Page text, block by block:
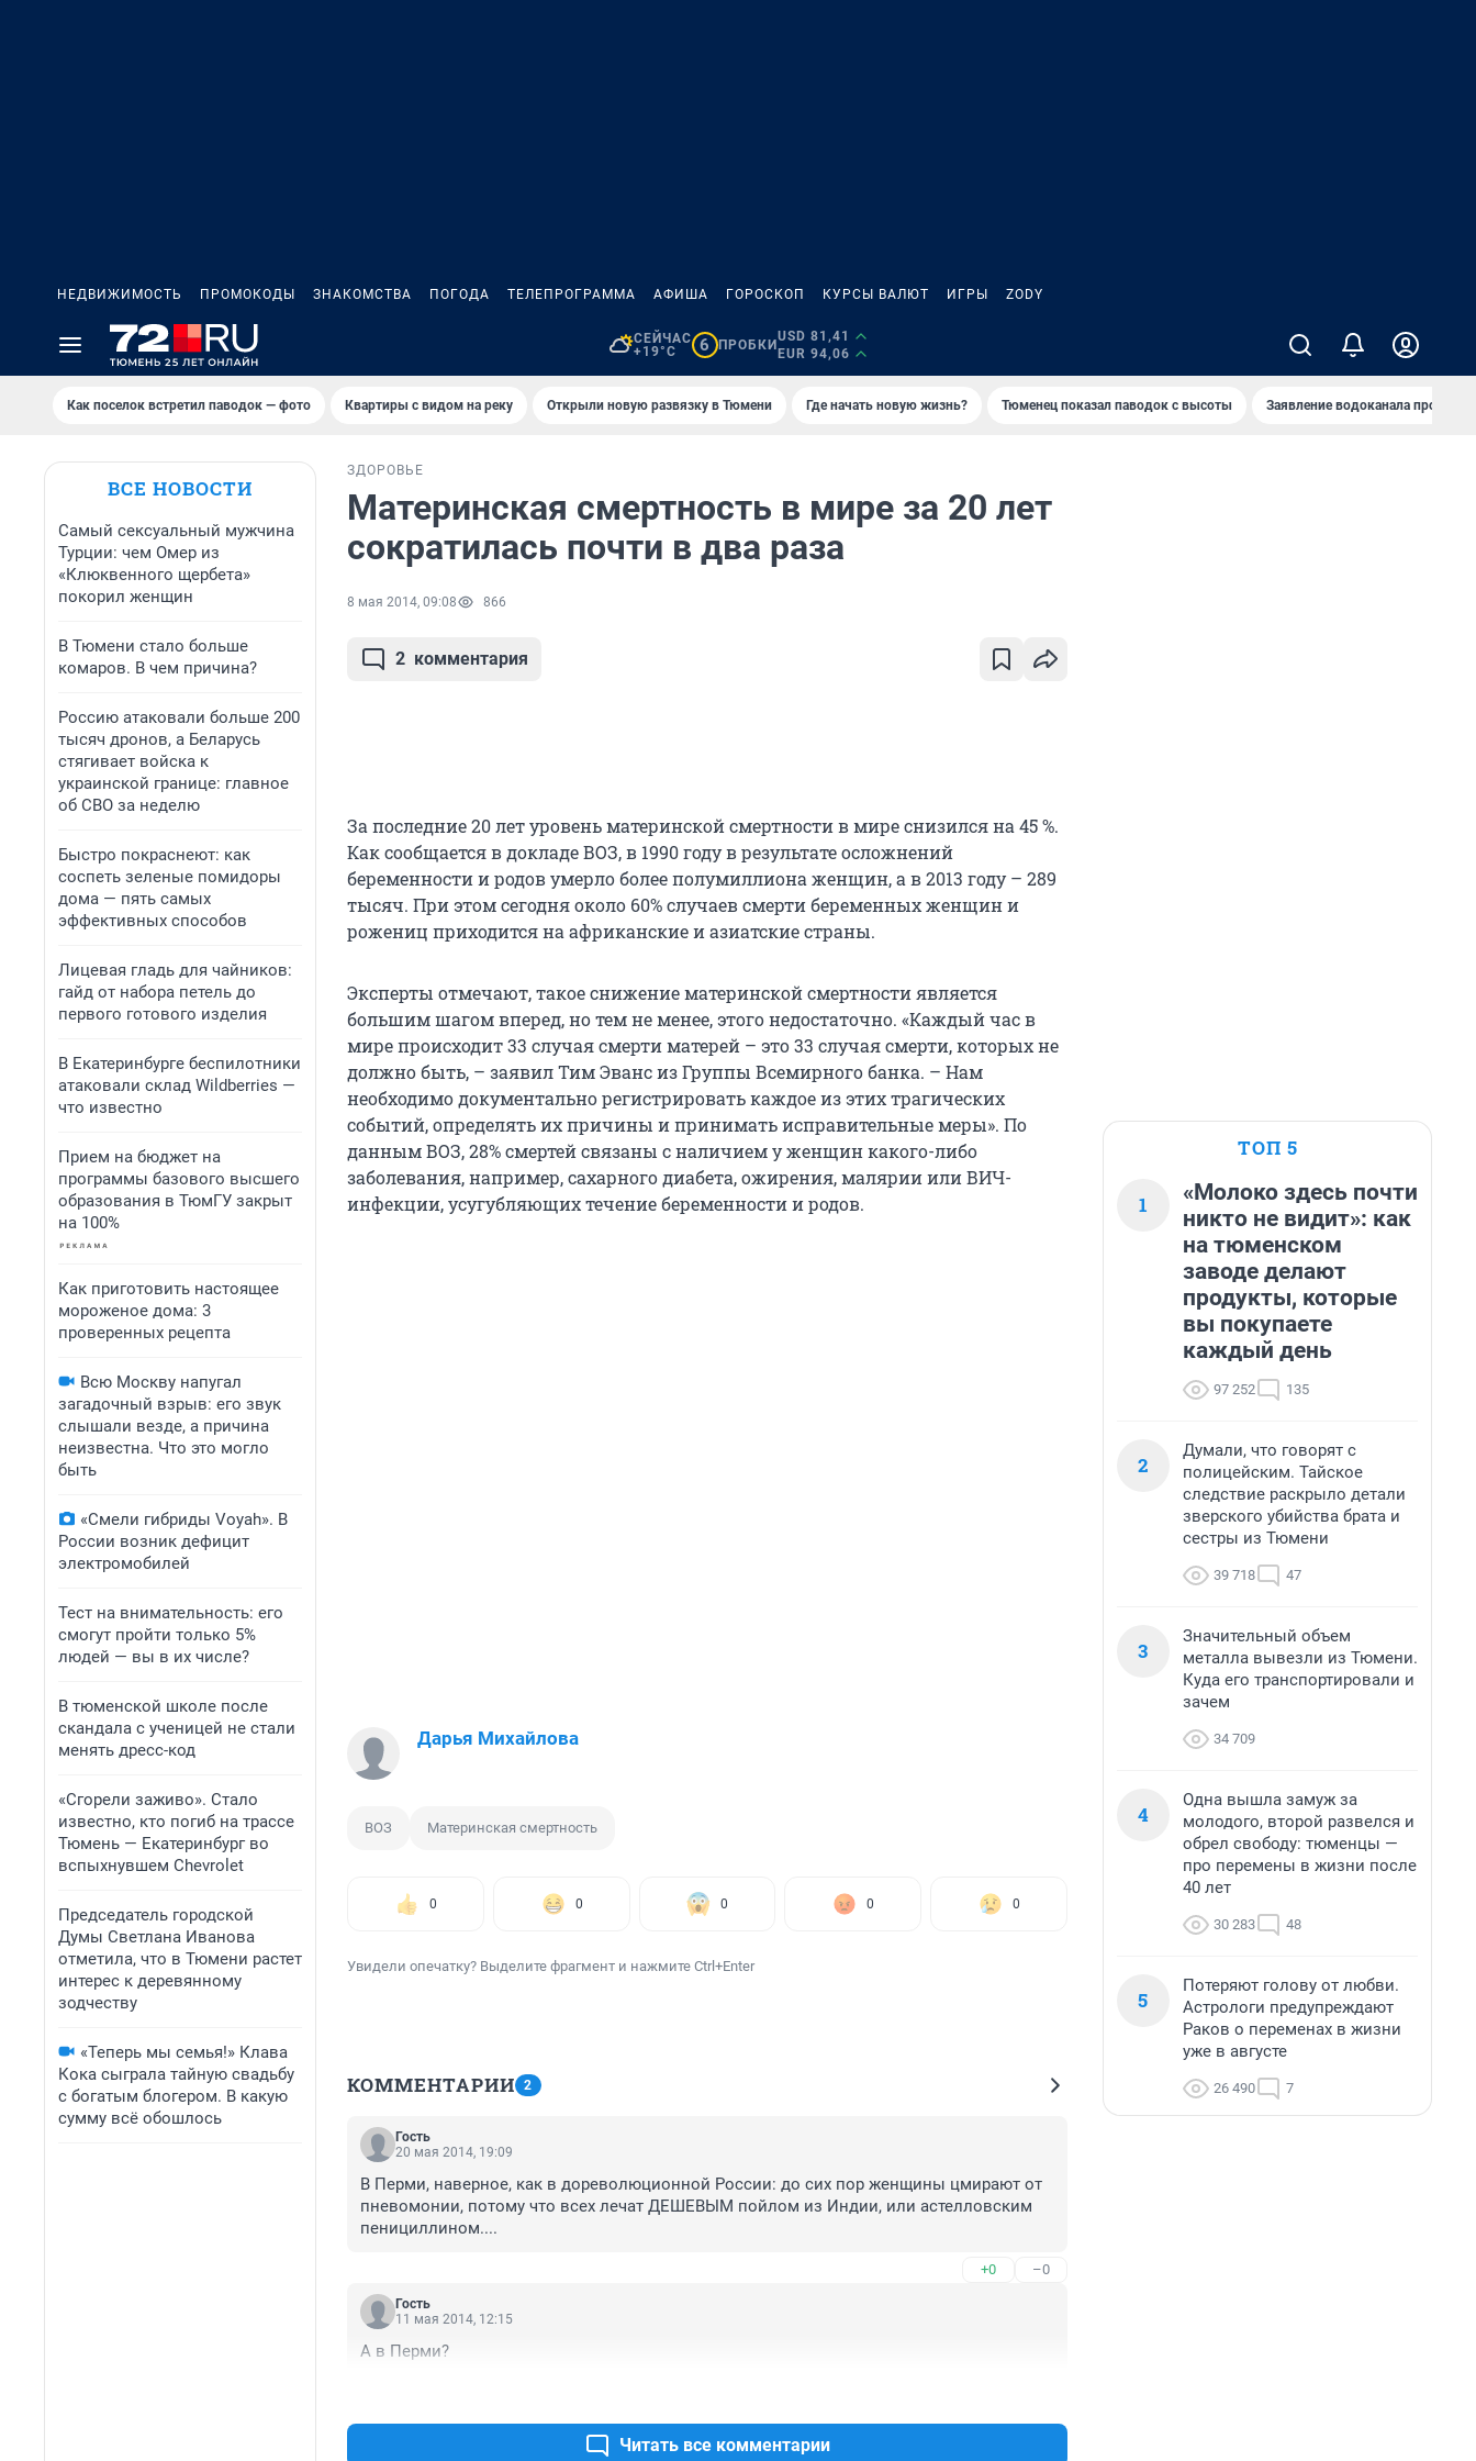
НЕДВИЖИМОСТЬ ПРОМОКОДЫ ЗНАКОМСТВА ПОГОДА ТЕЛЕПРОГРАММА АФИША ГОРОСКОП КУРСЫ ВАЛЮТ ИГРЫ ZODY
СЕЙЧАС
+19°C
6 ПРОБКИ
USD 81,41
EUR 94,06
Как поселок встретил паводок — фото Квартиры с видом на реку Открыли новую развязку в Тюмени Где начать новую жизнь? Тюменец показал паводок с высоты Заявление водоканала про
ВСЕ НОВОСТИ
Самый сексуальный мужчина
Турции: чем Омер из
«Клюквенного щербета»
покорил женщин
В Тюмени стало больше
комаров. В чем причина?
Россию атаковали больше 200
тысяч дронов, а Беларусь
стягивает войска к
украинской границе: главное
об СВО за неделю
Быстро покраснеют: как
соспеть зеленые помидоры
дома — пять самых
эффективных способов
Лицевая гладь для чайников:
гайд от набора петель до
первого готового изделия
В Екатеринбурге беспилотники
атаковали склад Wildberries —
что известно
Прием на бюджет на
программы базового высшего
образования в ТюмГУ закрыт
на 100%
Как приготовить настоящее
мороженое дома: 3
проверенных рецепта
Всю Москву напугал
загадочный взрыв: его звук
слышали везде, а причина
неизвестна. Что это могло
быть
«Смели гибриды Voyah». В
России возник дефицит
электромобилей
Тест на внимательность: его
смогут пройти только 5%
людей — вы в их числе?
В тюменской школе после
скандала с ученицей не стали
менять дресс-код
«Сгорели заживо». Стало
известно, кто погиб на трассе
Тюмень — Екатеринбург во
вспыхнувшем Chevrolet
Председатель городской
Думы Светлана Иванова
отметила, что в Тюмени растет
интерес к деревянному
зодчеству
«Теперь мы семья!» Клава
Кока сыграла тайную свадьбу
с богатым блогером. В какую
сумму всё обошлось
ЗДОРОВЬЕ
Материнская смертность в мире за 20 лет
сократилась почти в два раза
8 мая 2014, 09:08 866
2 комментария
За последние 20 лет уровень материнской смертности в мире снизился на 45 %.
Как сообщается в докладе ВОЗ, в 1990 году в результате осложнений
беременности и родов умерло более полумиллиона женщин, а в 2013 году – 289
тысяч. При этом сегодня около 60% случаев смерти беременных женщин и
рожениц приходится на африканские и азиатские страны.
Эксперты отмечают, такое снижение материнской смертности является
большим шагом вперед, но тем не менее, этого недостаточно. «Каждый час в
мире происходит 33 случая смерти матерей – это 33 случая смерти, которых не
должно быть, – заявил Тим Эванс из Группы Всемирного банка. – Нам
необходимо документально регистрировать каждое из этих трагических
событий, определять их причины и принимать исправительные меры». По
данным ВОЗ, 28% смертей связаны с наличием у женщин какого-либо
заболевания, например, сахарного диабета, ожирения, малярии или ВИЧ-
инфекции, усугубляющих течение беременности и родов.
Дарья Михайлова
ВОЗ Материнская смертность
0 0 0 0 0
Увидели опечатку? Выделите фрагмент и нажмите Ctrl+Enter
КОММЕНТАРИИ 2
Гость
20 мая 2014, 19:09
В Перми, наверное, как в дореволюционной России: до сих пор женщины цмирают от
пневомонии, потому что всех лечат ДЕШЕВЫМ пойлом из Индии, или астелловским
пенициллином....
+0 –0
Гость
11 мая 2014, 12:15
А в Перми?
Читать все комментарии
ТОП 5
1
«Молоко здесь почти
никто не видит»: как
на тюменском
заводе делают
продукты, которые
вы покупаете
каждый день
97 252 135
2
Думали, что говорят с
полицейским. Тайское
следствие раскрыло детали
зверского убийства брата и
сестры из Тюмени
39 718 47
3
Значительный объем
металла вывезли из Тюмени.
Куда его транспортировали и
зачем
34 709
4
Одна вышла замуж за
молодого, второй развелся и
обрел свободу: тюменцы —
про перемены в жизни после
40 лет
30 283 48
5
Потеряют голову от любви.
Астрологи предупреждают
Раков о переменах в жизни
уже в августе
26 490 7